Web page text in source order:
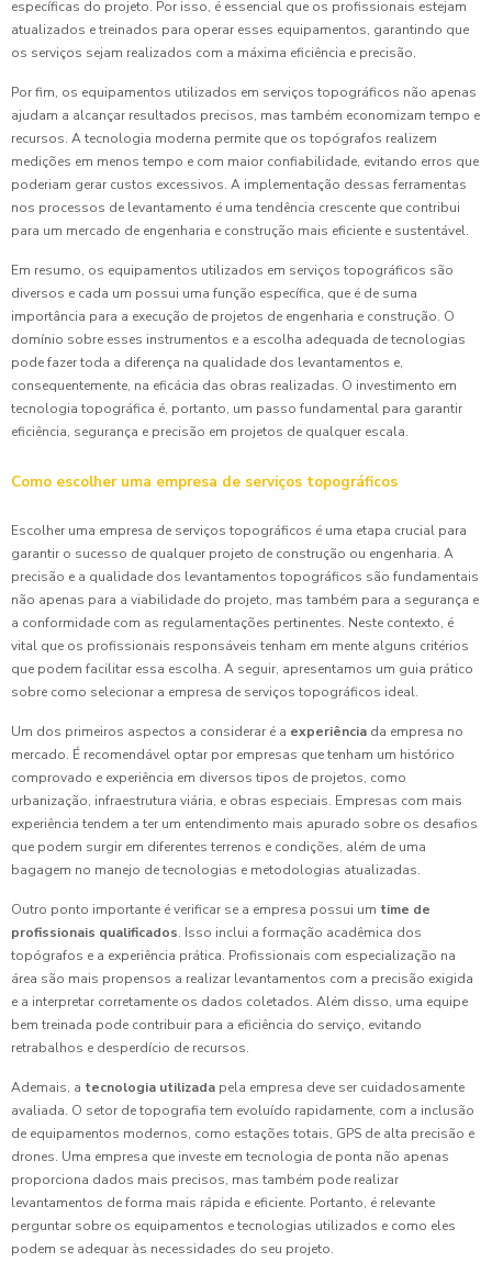
específicas do projeto. Por isso, é essencial que os profissionais estejam
atualizados e treinados para operar esses equipamentos, garantindo que
os serviços sejam realizados com a máxima eficiência e precisão.
Por fim, os equipamentos utilizados em serviços topográficos não apenas
ajudam a alcançar resultados precisos, mas também economizam tempo e
recursos. A tecnologia moderna permite que os topógrafos realizem
medições em menos tempo e com maior confiabilidade, evitando erros que
poderiam gerar custos excessivos. A implementação dessas ferramentas
nos processos de levantamento é uma tendência crescente que contribui
para um mercado de engenharia e construção mais eficiente e sustentável.
Em resumo, os equipamentos utilizados em serviços topográficos são
diversos e cada um possui uma função específica, que é de suma
importância para a execução de projetos de engenharia e construção. O
domínio sobre esses instrumentos e a escolha adequada de tecnologias
pode fazer toda a diferença na qualidade dos levantamentos e,
consequentemente, na eficácia das obras realizadas. O investimento em
tecnologia topográfica é, portanto, um passo fundamental para garantir
eficiência, segurança e precisão em projetos de qualquer escala.
Como escolher uma empresa de serviços topográficos
Escolher uma empresa de serviços topográficos é uma etapa crucial para
garantir o sucesso de qualquer projeto de construção ou engenharia. A
precisão e a qualidade dos levantamentos topográficos são fundamentais
não apenas para a viabilidade do projeto, mas também para a segurança e
a conformidade com as regulamentações pertinentes. Neste contexto, é
vital que os profissionais responsáveis tenham em mente alguns critérios
que podem facilitar essa escolha. A seguir, apresentamos um guia prático
sobre como selecionar a empresa de serviços topográficos ideal.
Um dos primeiros aspectos a considerar é a experiência da empresa no
mercado. É recomendável optar por empresas que tenham um histórico
comprovado e experiência em diversos tipos de projetos, como
urbanização, infraestrutura viária, e obras especiais. Empresas com mais
experiência tendem a ter um entendimento mais apurado sobre os desafios
que podem surgir em diferentes terrenos e condições, além de uma
bagagem no manejo de tecnologias e metodologias atualizadas.
Outro ponto importante é verificar se a empresa possui um time de
profissionais qualificados. Isso inclui a formação acadêmica dos
topógrafos e a experiência prática. Profissionais com especialização na
área são mais propensos a realizar levantamentos com a precisão exigida
e a interpretar corretamente os dados coletados. Além disso, uma equipe
bem treinada pode contribuir para a eficiência do serviço, evitando
retrabalhos e desperdício de recursos.
Ademais, a tecnologia utilizada pela empresa deve ser cuidadosamente
avaliada. O setor de topografia tem evoluído rapidamente, com a inclusão
de equipamentos modernos, como estações totais, GPS de alta precisão e
drones. Uma empresa que investe em tecnologia de ponta não apenas
proporciona dados mais precisos, mas também pode realizar
levantamentos de forma mais rápida e eficiente. Portanto, é relevante
perguntar sobre os equipamentos e tecnologias utilizados e como eles
podem se adequar às necessidades do seu projeto.